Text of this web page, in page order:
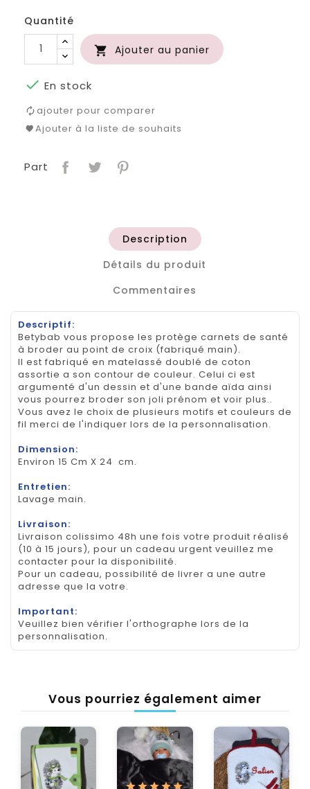
Quantité
 Ajouter au panier
 En stock
ajouter pour comparer
Ajouter à la liste de souhaits
Part
Description
Détails du produit
Commentaires
Descriptif:
Betybab vous propose les protège carnets de santé
à broder au point de croix (fabriqué main).
Il est fabriqué en matelassé doublé de coton
assortie a son contour de couleur. Celui ci est
argumenté d'un dessin et d'une bande aïda ainsi
vous pourrez broder son joli prénom et voir plus..
Vous avez le choix de plusieurs motifs et couleurs de
fil merci de l'indiquer lors de la personnalisation.
Dimension:
Environ 15 Cm X 24 cm.
Entretien:
Lavage main.
Livraison:
Livraison colissimo 48h une fois votre produit réalisé
(10 à 15 jours), pour un cadeau urgent veuillez me
contacter pour la disponibilité.
Pour un cadeau, possibilité de livrer a une autre
adresse que la votre.
Important:
Veuillez bien vérifier l'orthographe lors de la
personnalisation.
Vous pourriez également aimer